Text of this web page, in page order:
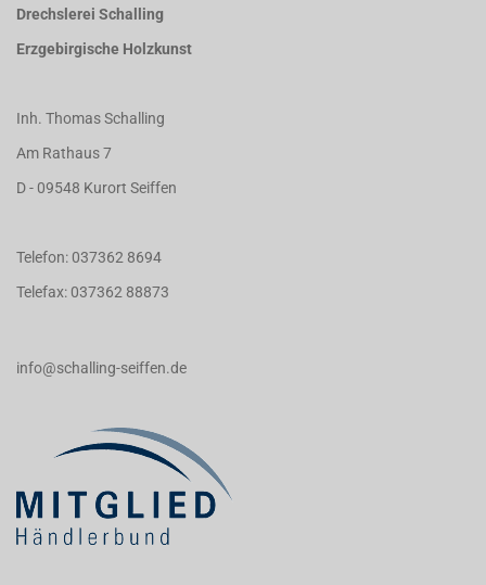
Drechslerei Schalling
Erzgebirgische Holzkunst
Inh. Thomas Schalling
Am Rathaus 7
D - 09548 Kurort Seiffen
Telefon: 037362 8694
Telefax: 037362 88873
info@schalling-seiffen.de